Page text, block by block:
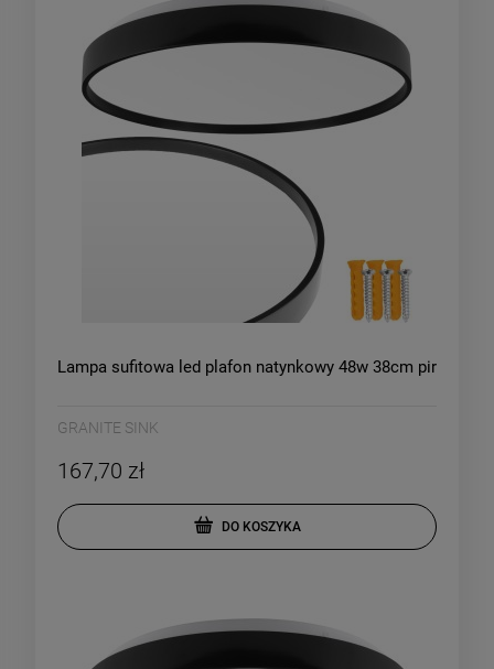
Lampa sufitowa led plafon natynkowy 48w 38cm pir
GRANITE SINK
167,70 zł
DO KOSZYKA